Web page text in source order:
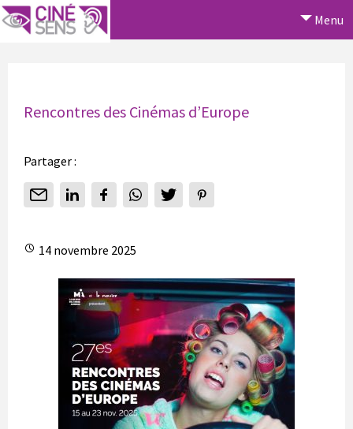
Menu
Rencontres des Cinémas d’Europe
Partager :
14 novembre 2025